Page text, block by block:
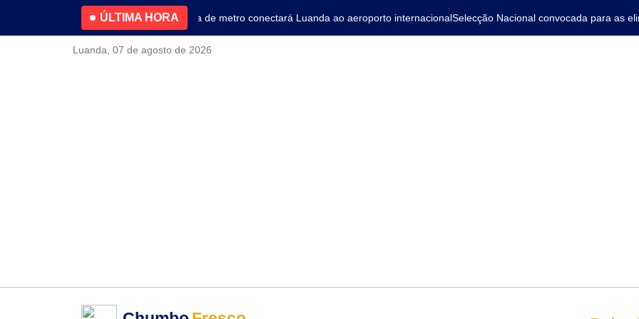
ÚLTIMA HORA
4.2% no primeiro trimestre Nova linha de metro conectará Luanda ao aeroporto internacionalSelecção Nacional convocada para as
Luanda, 07 de agosto de 2026